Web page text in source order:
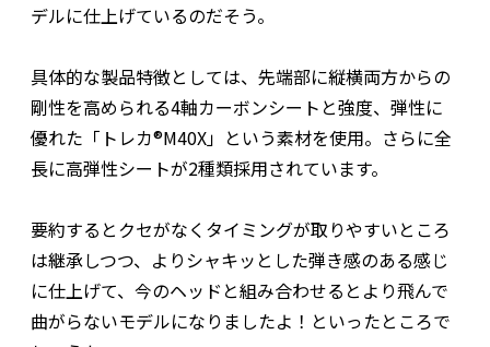
デルに仕上げているのだそう。
具体的な製品特徴としては、先端部に縦横両方からの
剛性を高められる4軸カーボンシートと強度、弾性に
優れた「トレカ®M40X」という素材を使用。さらに全
長に高弾性シートが2種類採用されています。
要約するとクセがなくタイミングが取りやすいところ
は継承しつつ、よりシャキッとした弾き感のある感じ
に仕上げて、今のヘッドと組み合わせるとより飛んで
曲がらないモデルになりましたよ！といったところで